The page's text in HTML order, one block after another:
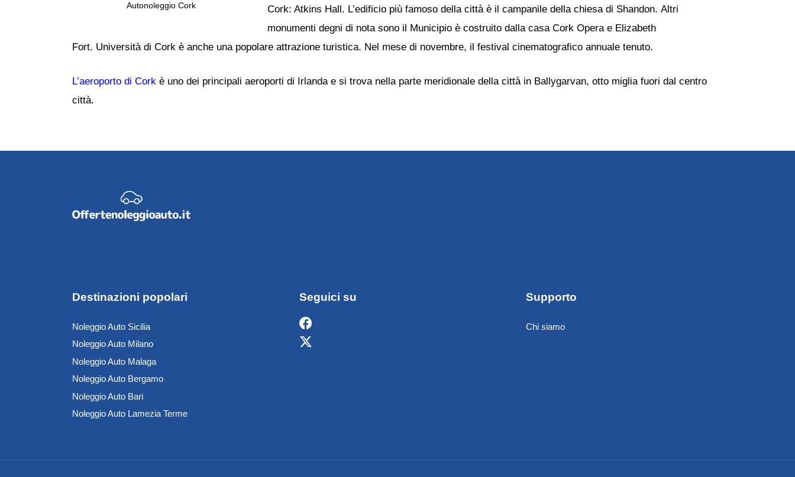
Autonoleggio Cork
Cork: Atkins Hall. L’edificio più famoso della città è il campanile della chiesa di Shandon. Altri
monumenti degni di nota sono il Municipio è costruito dalla casa Cork Opera e Elizabeth
Fort. Università di Cork è anche una popolare attrazione turistica. Nel mese di novembre, il festival cinematografico annuale tenuto.
L’aeroporto di Cork è uno dei principali aeroporti di Irlanda e si trova nella parte meridionale della città in Ballygarvan, otto miglia fuori dal centro
città.
Destinazioni popolari
Noleggio Auto Sicilia
Noleggio Auto Milano
Noleggio Auto Malaga
Noleggio Auto Bergamo
Noleggio Auto Bari
Noleggio Auto Lamezia Terme
Seguici su Supporto
Chi siamo